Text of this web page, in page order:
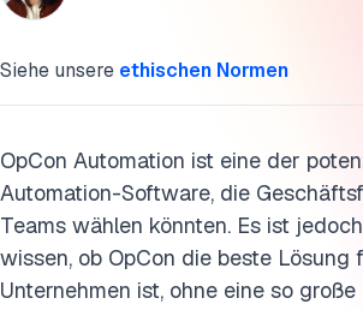
Siehe unsere ethischen Normen
OpCon Automation ist eine der
Automation-Software, die
Teams wählen könnten. Es ist
wissen, ob OpCon die beste Lösung
Unternehmen ist, ohne eine so